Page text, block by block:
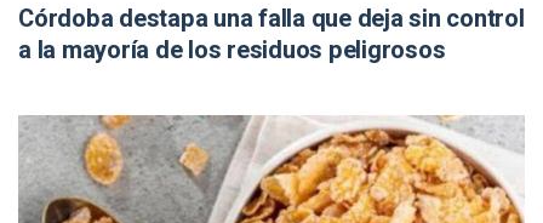
Córdoba destapa una falla que deja sin control
a la mayoría de los residuos peligrosos